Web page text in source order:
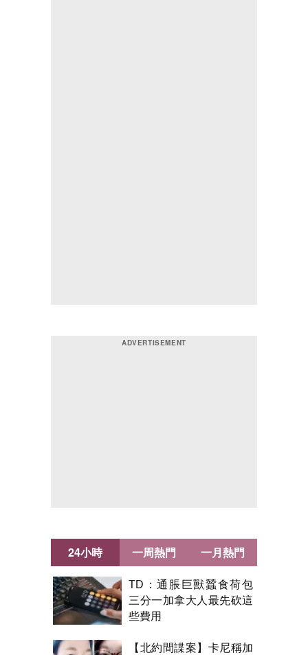
24小時
TD：通脹巨獸蠶食荷包
三分一加拿大人最先砍這
些費用
【北約間諜案】卡尼稱加
一周熱門 一月熱門